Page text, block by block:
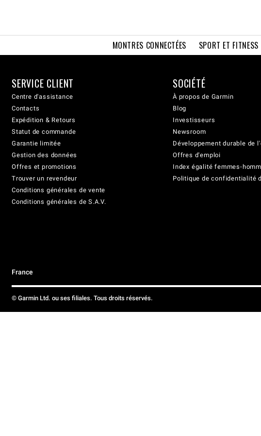
MONTRES CONNECTÉES SPORT ET FITNESS
SERVICE CLIENT
Centre d'assistance
Contacts
Expédition & Retours
Statut de commande
Garantie limitée
Gestion des données
Offres et promotions
Trouver un revendeur
Conditions générales de vente
Conditions générales de S.A.V.
SOCIÉTÉ
À propos de Garmin
Blog
Investisseurs
Newsroom
Développement durable de
Offres d'emploi
Index égalité femmes-
Politique de confidentialité
France
© Garmin Ltd. ou ses filiales. Tous droits réservés.